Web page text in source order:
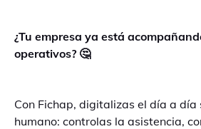
¿Tu empresa ya está
operativos? 🤔
Con Fichap, digitalizas el día a día
humano: controlas la asistencia,